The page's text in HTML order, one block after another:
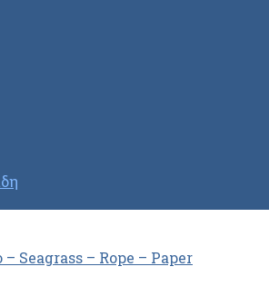
Seagrass – Rope – Paper